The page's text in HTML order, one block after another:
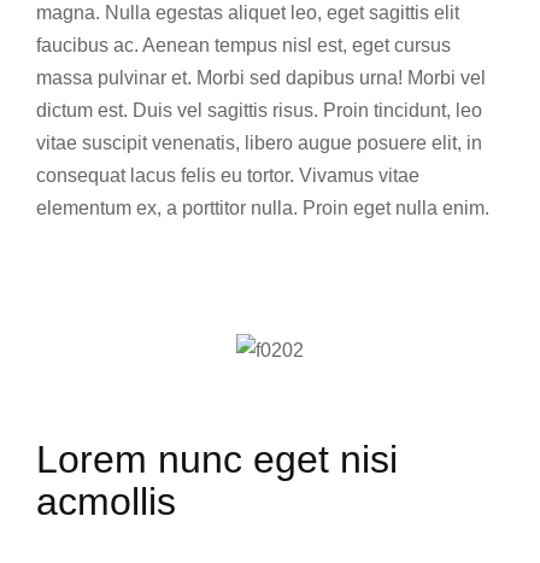
magna. Nulla egestas aliquet leo, eget sagittis elit
faucibus ac. Aenean tempus nisl est, eget cursus
massa pulvinar et. Morbi sed dapibus urna! Morbi vel
dictum est. Duis vel sagittis risus. Proin tincidunt, leo
vitae suscipit venenatis, libero augue posuere elit, in
consequat lacus felis eu tortor. Vivamus vitae
elementum ex, a porttitor nulla. Proin eget nulla enim.
Lorem nunc eget nisi
acmollis